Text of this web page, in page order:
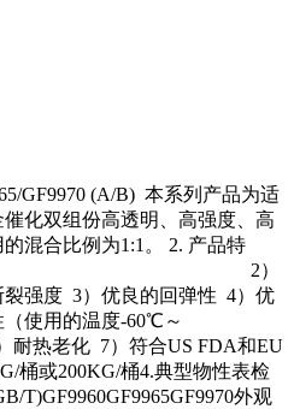
GF9970 (A/B) 本系列产品为适
化双组份高透明、高强度、高
混合比例为1:1。 2. 产品特
的透明度 2）
强度 3）优良的回弹性 4）优
使用的温度-60℃～
耐热老化 7）符合US FDA和EU
桶或200KG/桶4.典型物性表检
T)GF9960GF9965GF9970外观